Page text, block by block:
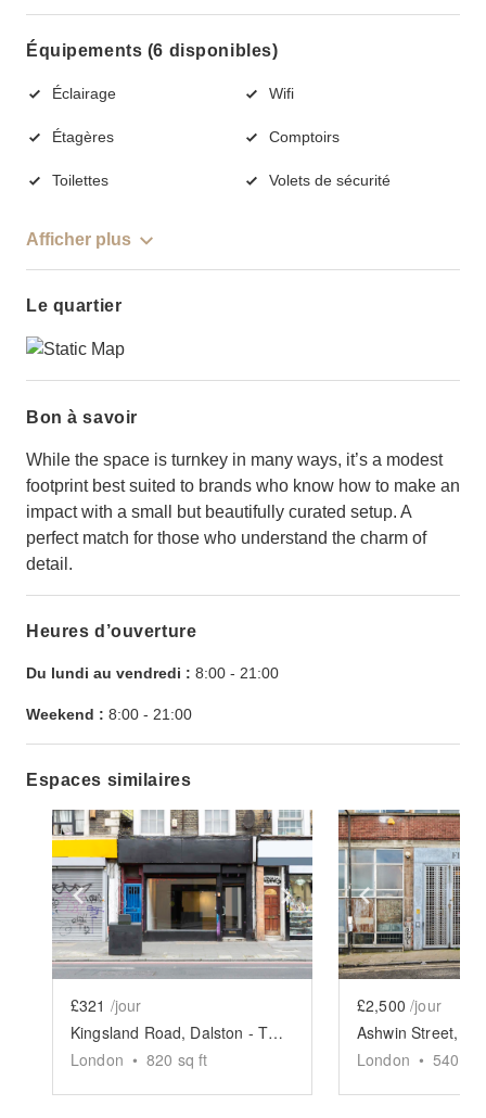
Équipements (6 disponibles)
Éclairage Wifi
Étagères Comptoirs
Toilettes Volets de sécurité
Afficher plus
Le quartier
Bon à savoir
While the space is turnkey in many ways, it’s a modest
footprint best suited to brands who know how to make an
impact with a small but beautifully curated setup. A
perfect match for those who understand the charm of
detail.
Heures d’ouverture
Du lundi au vendredi : 8:00 - 21:00
Weekend : 8:00 - 21:00
Espaces similaires
Show previous slide Show next slide
£321 /jour
Kingsland Road, Dalston - The Urban Gallery
London • 820 sq ft
Show
£2,500 /jour
London • 5400